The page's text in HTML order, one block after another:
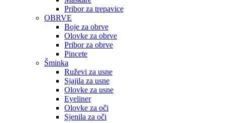
Pribor za trepavice
OBRVE
Boje za obrve
Olovke za obrve
Pribor za obrve
Pincete
Šminka
Ruževi za usne
Sjajila za usne
Olovke za usne
Eyeliner
Olovke za oči
Sjenila za oči